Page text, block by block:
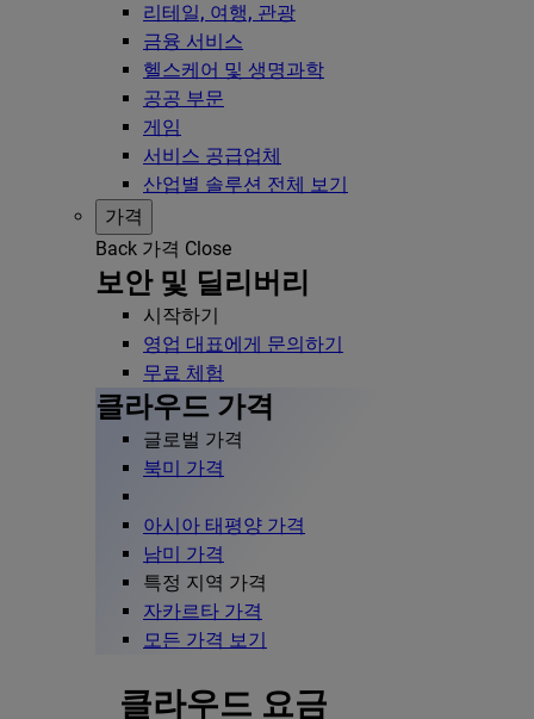
리테일, 여행, 관광
금융 서비스
헬스케어 및 생명과학
공공 부문
게임
서비스 공급업체
산업별 솔루션 전체 보기
가격
Back 가격 Close
보안 및 딜리버리
시작하기
영업 대표에게 문의하기
무료 체험
클라우드 가격
글로벌 가격
북미 가격
아시아 태평양 가격
남미 가격
특정 지역 가격
자카르타 가격
모든 가격 보기
클라우드 요금